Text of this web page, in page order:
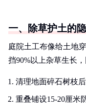
一、除草护土的
庭院土工布像给土地
挡90%以上杂草生长
清理地面碎石树枝
重叠铺设15-20厘米